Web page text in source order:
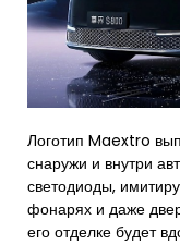
Логотип Maextro
снаружи и внутри
светодиоды,
фонарях и даже
его отделке будет